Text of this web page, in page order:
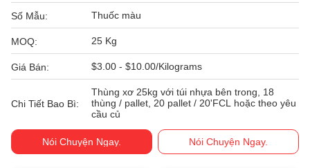
Số Mẫu: Thuốc màu
MOQ: 25 Kg
Giá Bán: $3.00 - $10.00/Kilograms
Chi Tiết Bao Bì:
Thùng xơ 25kg với túi nhựa bên trong, 18
thùng / pallet, 20 pallet / 20'FCL hoặc theo yêu
cầu củ
Nói Chuyện Ngay. Nói Chuyện Ngay.